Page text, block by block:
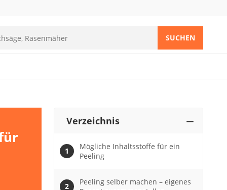
SUCHEN
Verzeichnis
Mögliche Inhaltsstoffe für ein
Peeling
Peeling selber machen – eigenes